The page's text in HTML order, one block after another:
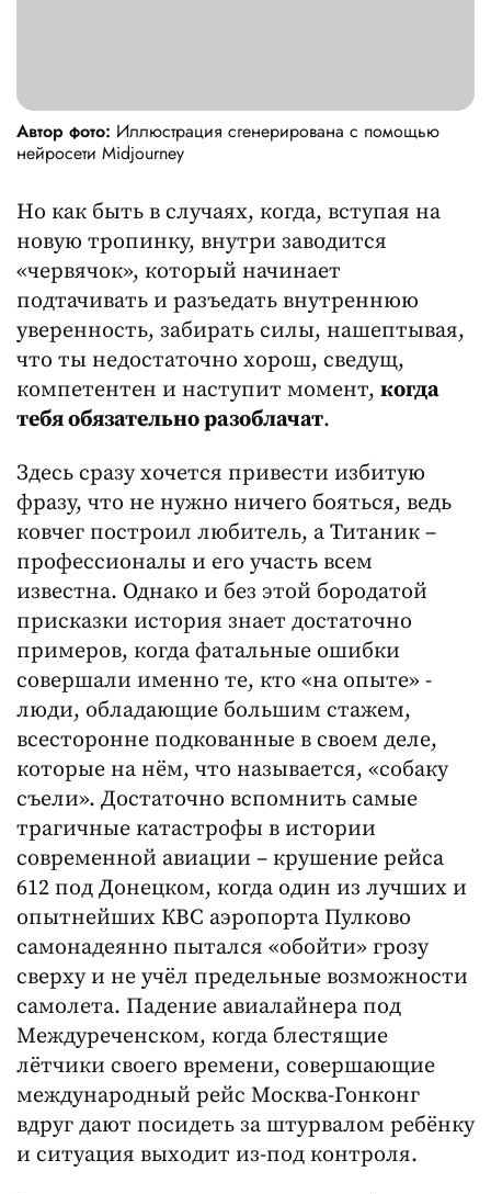
Автор фото: Иллюстрация сгенерирована с помощью
нейросети Midjourney
Но как быть в случаях, когда, вступая на
новую тропинку, внутри заводится
«червячок», который начинает
подтачивать и разъедать внутреннюю
уверенность, забирать силы, нашептывая,
что ты недостаточно хорош, сведущ,
компетентен и наступит момент, когда
тебя обязательно разоблачат.
Здесь сразу хочется привести избитую
фразу, что не нужно ничего бояться, ведь
ковчег построил любитель, а Титаник –
профессионалы и его участь всем
известна. Однако и без этой бородатой
присказки история знает достаточно
примеров, когда фатальные ошибки
совершали именно те, кто «на опыте» -
люди, обладающие большим стажем,
всесторонне подкованные в своем деле,
которые на нём, что называется, «собаку
съели». Достаточно вспомнить самые
трагичные катастрофы в истории
современной авиации – крушение рейса
612 под Донецком, когда один из лучших и
опытнейших КВС аэропорта Пулково
самонадеянно пытался «обойти» грозу
сверху и не учёл предельные возможности
самолета. Падение авиалайнера под
Междуреченском, когда блестящие
лётчики своего времени, совершающие
международный рейс Москва-Гонконг
вдруг дают посидеть за штурвалом ребёнку
и ситуация выходит из-под контроля.